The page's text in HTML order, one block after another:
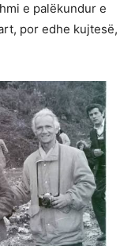
e palëkundur e
por edhe kujtesë,